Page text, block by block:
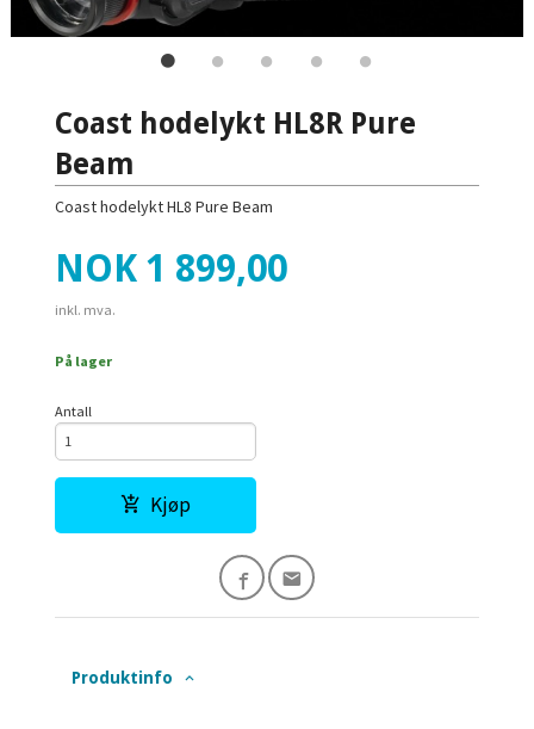
Coast hodelykt HL8R Pure
Beam
Coast hodelykt HL8 Pure Beam
Pris
NOK 1 899,00
inkl. mva.
På lager
Antall
Kjøp
Produktinfo